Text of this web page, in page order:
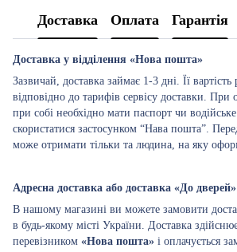
Доставка Оплата Гарантія
Доставка у відділення «Нова пошта»
Зазвичай, доставка займає 1-3 дні. Її вартість
відповідно до тарифів сервісу доставки. При
при собі необхідно мати паспорт чи
скористатися застосунком “Нава пошта”.
може отримати тільки та людина, на яку
Адресна доставка або доставка «До дверей»
В нашому магазині ви можете замовити
в будь-якому місті України. Доставка
перевізником «Нова пошта» і оплачується